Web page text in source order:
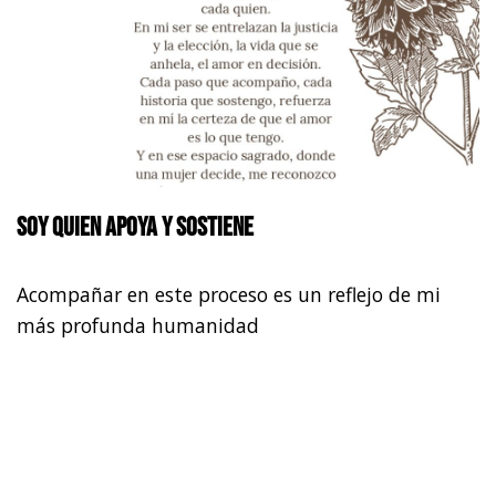
Soy quien apoya y sostiene
Acompañar en este proceso es un reflejo de mi
más profunda humanidad